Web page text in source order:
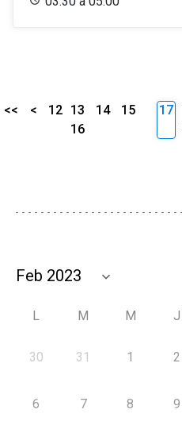
<< < 12 13 14
15
16
17
L M M J
30 31 1 2
6 7 8 9